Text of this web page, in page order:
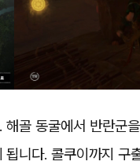
골 동굴에서 반란군
니다. 콜쿠이까지 구